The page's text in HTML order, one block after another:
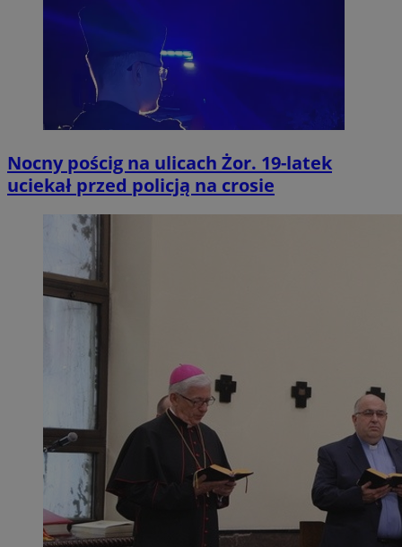
Nocny pościg na ulicach Żor. 19-latek
uciekał przed policją na crosie